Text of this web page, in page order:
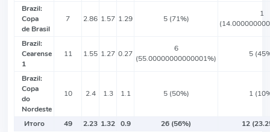
Brazil:
Copa
de Brasil
7 2.86 1.57 1.29 5 (71%)
1
Brazil:
Cearense
1
11 1.55 1.27 0.27
6
(55.00000000000001%)
5
Brazil:
Copa
do
Nordeste
10 2.4 1.3 1.1 5 (50%) 1
Итого 49 2.23 1.32 0.9 26 (56%) 12